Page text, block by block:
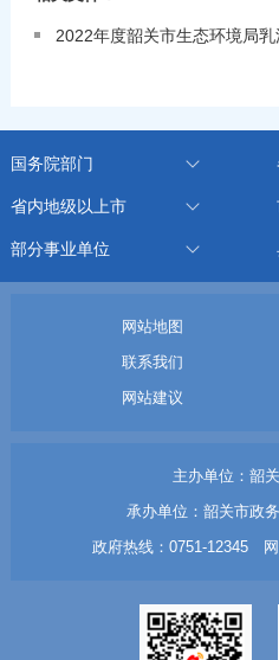
2022年度韶关市生态环境局
国务院部门
省内地级以上市
部分事业单位
网站地图
联系我们
网站建议
主办单位：韶
承办单位：韶关市政
政府热线：0751-12345